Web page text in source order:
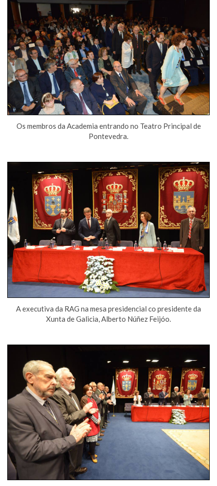
Os membros da Academia entrando no Teatro Principal de
Pontevedra.
A executiva da RAG na mesa presidencial co presidente da
Xunta de Galicia, Alberto Núñez Feijóo.